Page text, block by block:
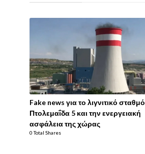
Fake news για το λιγνιτικό σταθμό
Πτολεμαΐδα 5 και την ενεργειακή
ασφάλεια της χώρας
0 Total Shares